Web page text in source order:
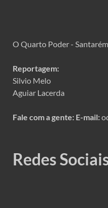
O Quarto Poder -
Reportagem:
Silvio Melo
Aguiar Lacerda
Fale com a gente: E-mail:
Redes